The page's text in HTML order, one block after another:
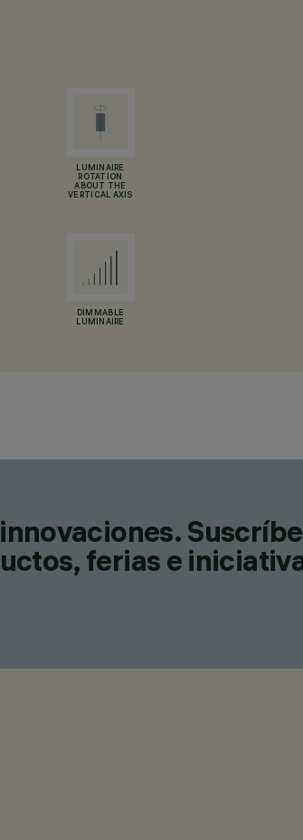
LUMINAIRE
ROTATION
ABOUT THE
VERTICAL AXIS
DIMMABLE
LUMINAIRE
ferias e